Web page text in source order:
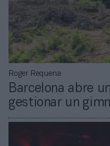
Roger Requena
Barcelona abre
gestionar un